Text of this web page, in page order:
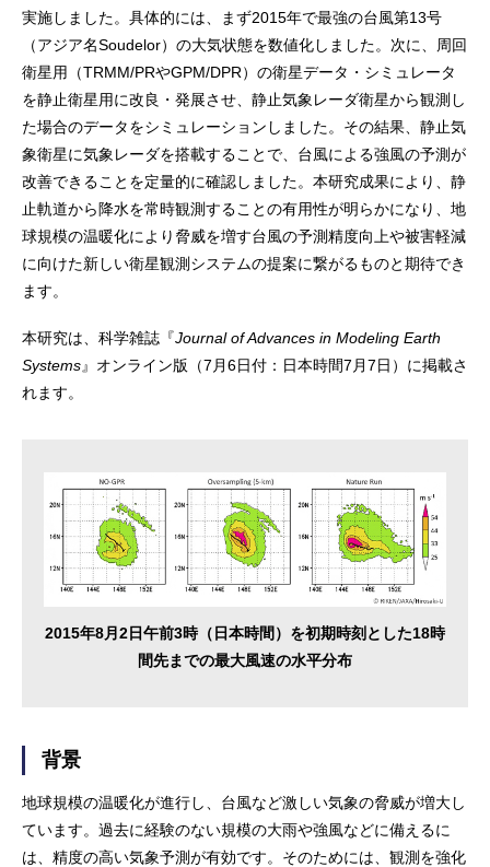
実施しました。具体的には、まず2015年で最強の台風第13号
（アジア名Soudelor）の大気状態を数値化しました。次に、周回
衛星用（TRMM/PRやGPM/DPR）の衛星データ・シミュレータ
を静止衛星用に改良・発展させ、静止気象レーダ衛星から観測し
た場合のデータをシミュレーションしました。その結果、静止気
象衛星に気象レーダを搭載することで、台風による強風の予測が
改善できることを定量的に確認しました。本研究成果により、静
止軌道から降水を常時観測することの有用性が明らかになり、地
球規模の温暖化により脅威を増す台風の予測精度向上や被害軽減
に向けた新しい衛星観測システムの提案に繋がるものと期待でき
ます。
本研究は、科学雑誌『Journal of Advances in Modeling Earth
Systems』オンライン版（7月6日付：日本時間7月7日）に掲載さ
れます。
2015年8月2日午前3時（日本時間）を初期時刻とした18時
間先までの最大風速の水平分布
背景
地球規模の温暖化が進行し、台風など激しい気象の脅威が増大し
ています。過去に経験のない規模の大雨や強風などに備えるに
は、精度の高い気象予測が有効です。そのためには、観測を強化